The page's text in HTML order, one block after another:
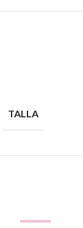
TALLA